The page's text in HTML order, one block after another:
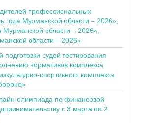
профессиональных
года Мурманской области – 2026»,
Мурманской области – 2026»,
области – 2026»
подготовки судей тестирования
нормативов комплекса
спортивного комплекса
олимпиада по финансовой
с 3 марта по 2